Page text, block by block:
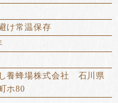
け常温保存
養蜂場株式会社 石川県
ホ80